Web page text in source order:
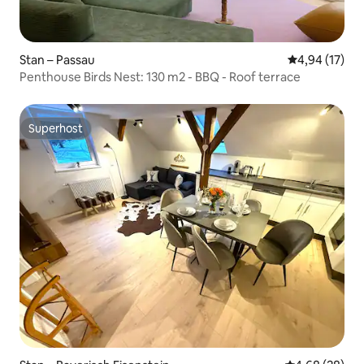
Stan – Passau Prosječna
4,94 (17)
Penthouse Birds Nest: 130 m2 - BBQ - Roof terrace
Superhost
Superhost